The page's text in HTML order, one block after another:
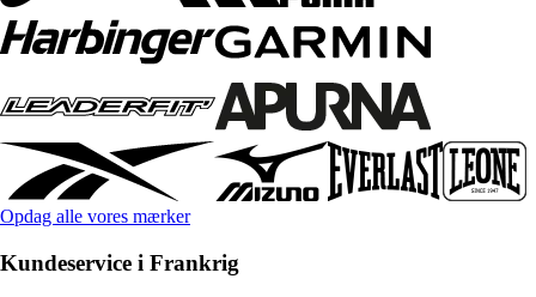
Opdag alle vores mærker
Kundeservice i Frankrig